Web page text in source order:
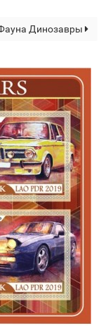
Динозавры